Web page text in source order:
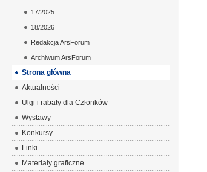
17/2025
18/2026
Redakcja ArsForum
Archiwum ArsForum
Strona główna
Aktualności
Ulgi i rabaty dla Członków
Wystawy
Konkursy
Linki
Materiały graficzne